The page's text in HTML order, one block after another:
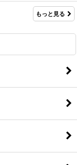
もっと見る